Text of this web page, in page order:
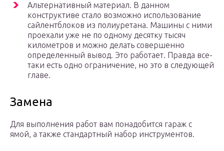
Альтернативный материал. В данном
конструктиве стало возможно использование
сайлентблоков из полиуретана. Машины с ними
проехали уже не по одному десятку тысяч
километров и можно делать совершенно
определенный вывод. Это работает. Правда все-
таки есть одно ограничение, но это в следующей
главе.
Замена
Для выполнения работ вам понадобится гараж с
ямой, а также стандартный набор инструментов.